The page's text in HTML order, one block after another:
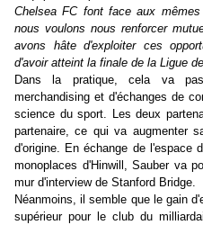
Chelsea FC font face aux
nous voulons nous renforcer
avons hâte d'exploiter ces
d'avoir atteint la finale de la Ligue
Dans la pratique, cela va
merchandising et d'échanges de
science du sport. Les deux
partenaire, ce qui va augmenter
d'origine. En échange de l'espace
monoplaces d'Hinwill, Sauber va
mur d'interview de Stanford Bridge.
Néanmoins, il semble que le gain
supérieur pour le club du